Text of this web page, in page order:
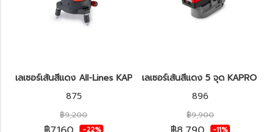
เลเซอร์เส้นสีแดง All-Lines KAPRO รุ่น 875-SET Prolaser®
875
฿9,200
เลเซอร์เส้นสีแดง 5 จุด KAPRO รุ่
896
฿9,900